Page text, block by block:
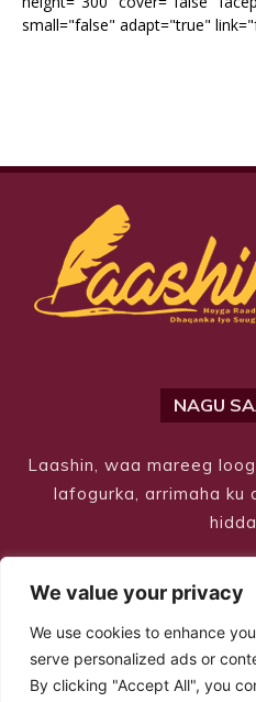
We value your privacy
We use cookies to enhance
serve personalized ads or
By clicking "Accept All", you
small="false" adapt="true"
NAGU
Laashin, waa mareeg
lafogurka, arrimaha ku